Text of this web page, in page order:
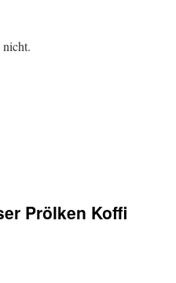
Prölken Koffi